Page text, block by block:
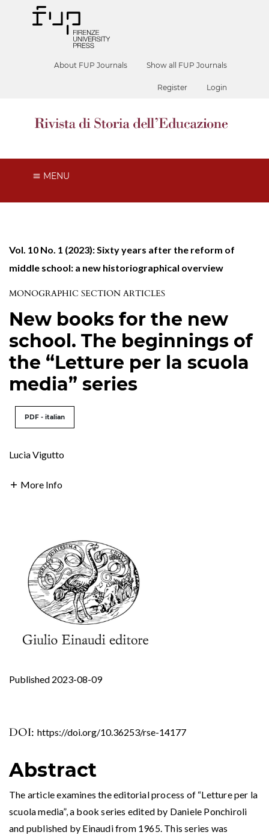
About FUP Journals Show all FUP Journals
Register Login
MENU
Vol. 10 No. 1 (2023): Sixty years after the reform of
middle school: a new historiographical overview
MONOGRAPHIC SECTION ARTICLES
New books for the new
school. The beginnings of
the “Letture per la scuola
media” series
PDF - italian
Lucia Vigutto
More Info
DOI: https://doi.org/10.36253/rse-14177
Published 2023-08-09
Abstract
The article examines the editorial process of “Letture per la
scuola media”, a book series edited by Daniele Ponchiroli
and published by Einaudi from 1965. This series was